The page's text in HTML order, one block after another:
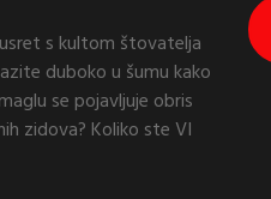
s kultom štovatelja
duboko u šumu kako
se pojavljuje obris
zidova? Koliko ste VI